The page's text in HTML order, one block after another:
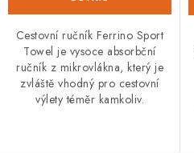
Cestovní ručník Ferrino Sport
Towel je vysoce absorbční
ručník z mikrovlákna, který je
zvláště vhodný pro cestovní
výlety téměr kamkoliv.